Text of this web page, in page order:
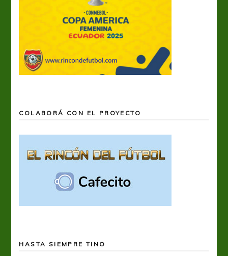
COLABORÁ CON EL PROYECTO
HASTA SIEMPRE TINO